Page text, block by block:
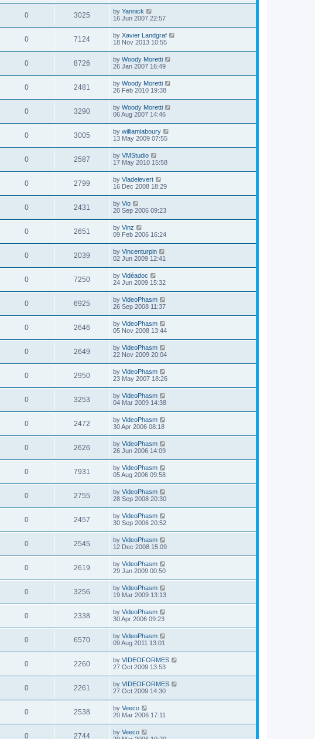
0 3025 by Yannick
16 Jun 2007 22:57
0 7124 by Xavier Landgraf
18 Nov 2013 10:55
0 8726 by Woody Moretti
26 Jan 2007 16:49
0 2481 by Woody Moretti
26 Feb 2010 19:38
0 3290 by Woody Moretti
06 Aug 2007 14:46
0 3005 by williamlaboury
13 May 2009 07:55
0 2587 by VMStudio
17 May 2010 15:58
0 2799 by Vladelevert
16 Dec 2008 18:29
0 2431 by Vio
20 Sep 2006 09:23
0 2651 by Vinz
09 Feb 2006 16:24
0 2039 by Vincenturpin
02 Jun 2009 12:41
0 7250 by Vidéadoc
24 Jun 2009 15:32
0 6925 by VideoPhasm
26 Sep 2008 11:37
0 2646 by VideoPhasm
05 Nov 2008 13:44
0 2649 by VideoPhasm
22 Nov 2009 20:04
0 2950 by VideoPhasm
23 May 2007 18:26
0 3253 by VideoPhasm
04 Mar 2009 14:38
0 2472 by VideoPhasm
30 Apr 2006 08:18
0 2626 by VideoPhasm
26 Jun 2006 14:09
0 7931 by VideoPhasm
05 Aug 2006 09:58
0 2755 by VideoPhasm
28 Sep 2008 20:30
0 2457 by VideoPhasm
30 Sep 2006 20:52
0 2545 by VideoPhasm
12 Dec 2008 15:09
0 2619 by VideoPhasm
29 Jan 2009 00:50
0 3256 by VideoPhasm
19 Mar 2009 13:13
0 2338 by VideoPhasm
30 Apr 2006 09:23
0 6570 by VideoPhasm
09 Aug 2011 13:01
0 2260 by VIDEOFORMES
27 Oct 2009 13:53
0 2261 by VIDEOFORMES
27 Oct 2009 14:30
0 2538 by Veeco
20 Mar 2006 17:11
0 2744 by Veeco